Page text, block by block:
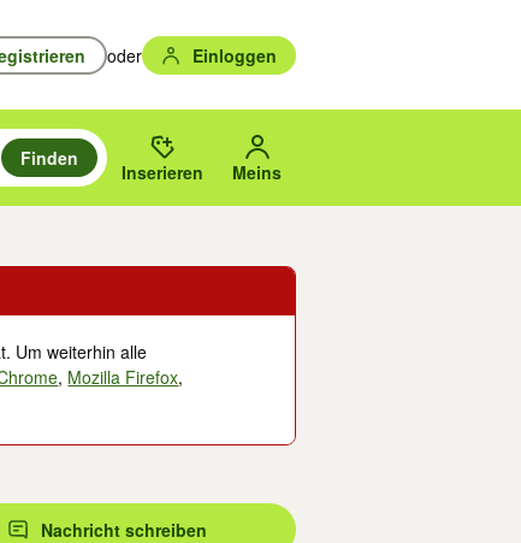
oder Einloggen
und mit Eingabetaste auswählen.
zu suchen, oder Vorschläge mit den Pfeiltasten nach oben/
gewählten Orts oder PLZ.
Finden
Inserieren Meins
Um weiterhin alle
, Mozilla Firefox,
Nachricht schreiben